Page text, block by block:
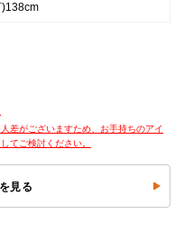
)138cm
差がございますため、お手持ちのアイ
てご検討ください。
見る